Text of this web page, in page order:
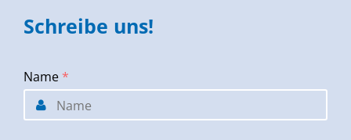
Schreibe uns!
Name *